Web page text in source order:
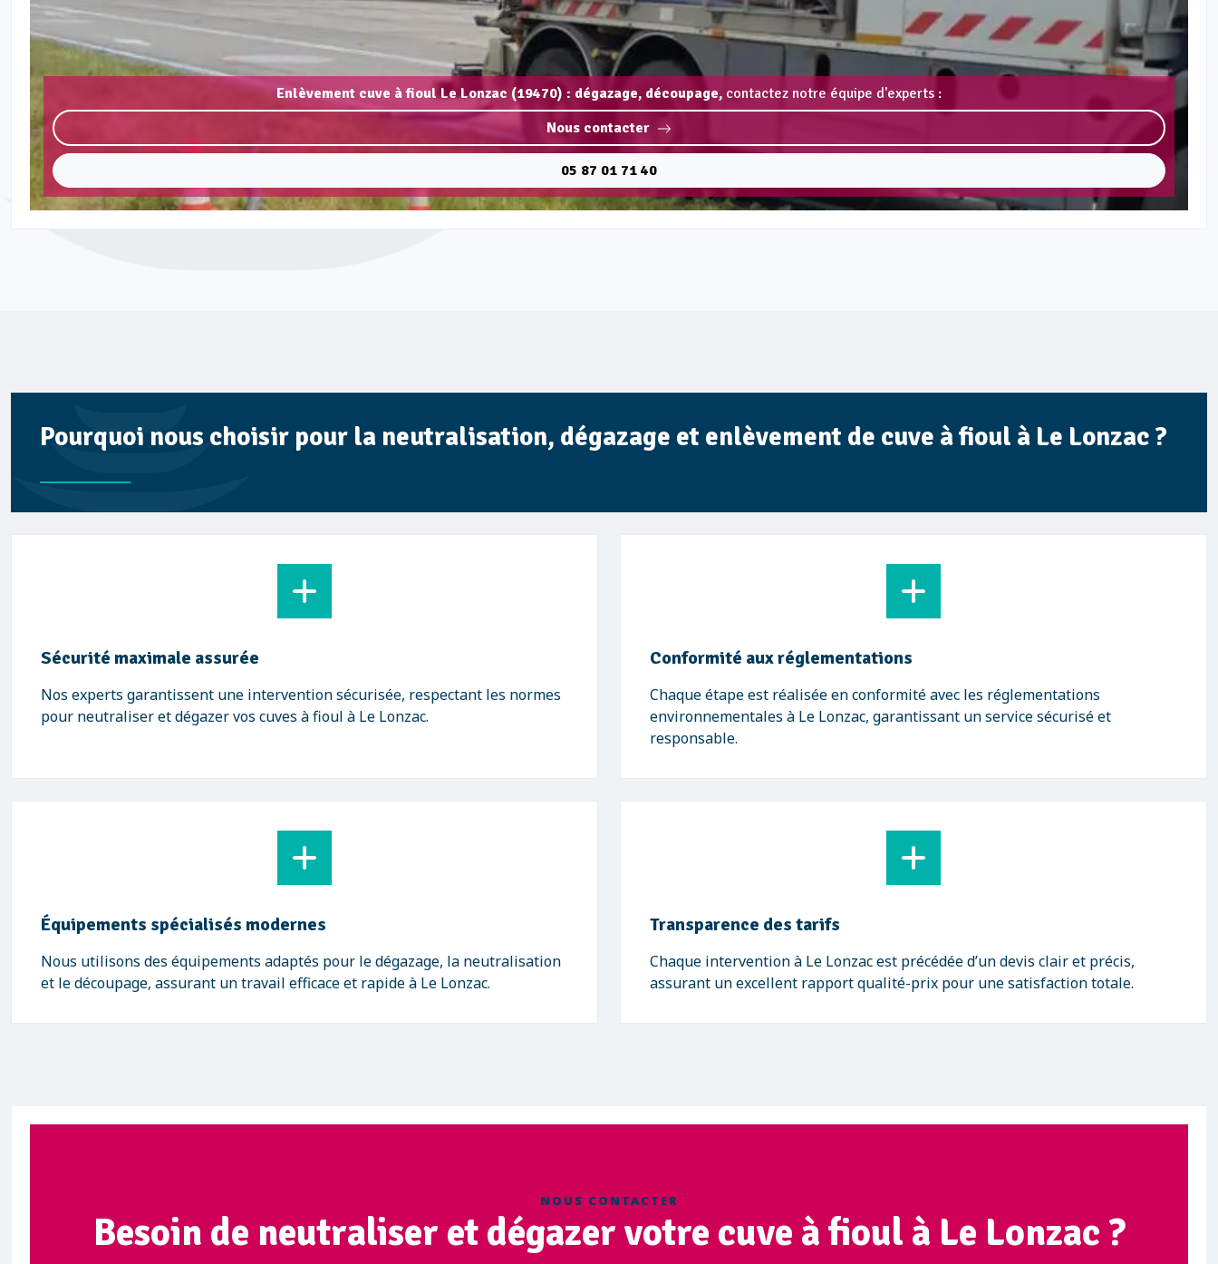
Enlèvement cuve à fioul Le Lonzac (19470) : dégazage, découpage, contactez notre équipe d'experts :
Nous contacter
05 87 01 71 40
Pourquoi nous choisir pour la neutralisation, dégazage et enlèvement de cuve à fioul à Le Lonzac ?
Sécurité maximale assurée
Nos experts garantissent une intervention sécurisée, respectant les normes
pour neutraliser et dégazer vos cuves à fioul à Le Lonzac.
Conformité aux réglementations
Chaque étape est réalisée en conformité avec les réglementations
environnementales à Le Lonzac, garantissant un service sécurisé et
responsable.
Équipements spécialisés modernes
Nous utilisons des équipements adaptés pour le dégazage, la neutralisation
et le découpage, assurant un travail efficace et rapide à Le Lonzac.
Transparence des tarifs
Chaque intervention à Le Lonzac est précédée d’un devis clair et précis,
assurant un excellent rapport qualité-prix pour une satisfaction totale.
NOUS CONTACTER
Besoin de neutraliser et dégazer votre cuve à fioul à Le Lonzac ?